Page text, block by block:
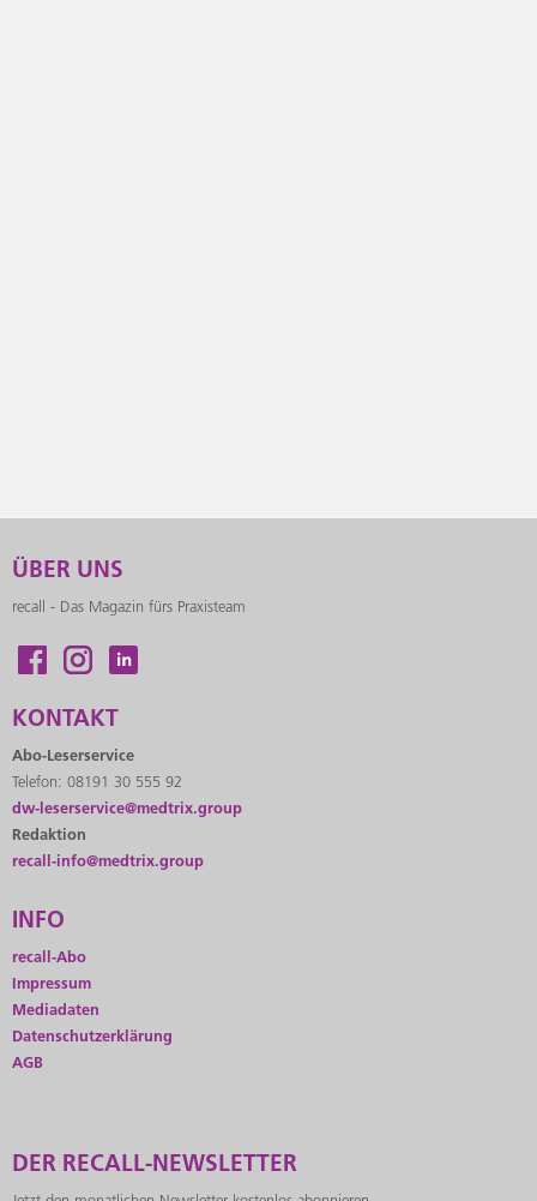
ÜBER UNS
recall - Das Magazin fürs Praxisteam
KONTAKT
Abo-Leserservice
Telefon: 08191 30 555 92
dw-leserservice@medtrix.group
Redaktion
recall-info@medtrix.group
INFO
recall-Abo
Impressum
Mediadaten
Datenschutzerklärung
AGB
DER RECALL-NEWSLETTER